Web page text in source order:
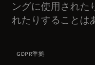
ングに使用された
れたりすることは
GDPR準拠